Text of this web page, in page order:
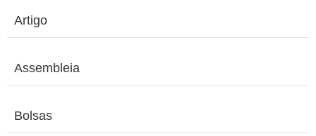
Artigo
Assembleia
Bolsas